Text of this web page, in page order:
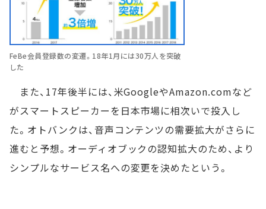
FeBe会員登録数の変遷。18年1月には30万人を突破
した
また、17年後半には、米GoogleやAmazon.comなど
がスマートスピーカーを日本市場に相次いで投入し
た。オトバンクは、音声コンテンツの需要拡大がさらに
進むと予想。オーディオブックの認知拡大のため、より
シンプルなサービス名への変更を決めたという。